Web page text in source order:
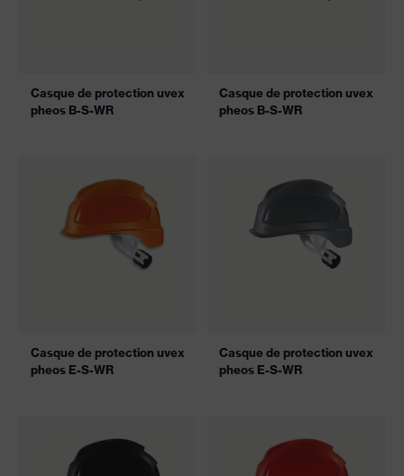
Casque de protection uvex
pheos B-S-WR
Casque de protection uvex
pheos B-S-WR
Casque de protection uvex
pheos E-S-WR
Casque de protection uvex
pheos E-S-WR